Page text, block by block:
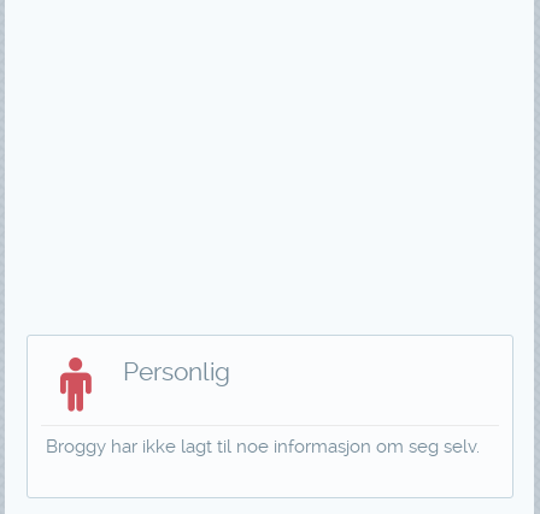
Personlig
Broggy har ikke lagt til noe informasjon om seg selv.